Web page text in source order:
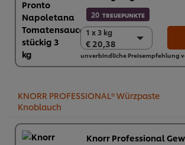
20 TREUEPUNKTE
1 x 3 kg
€ 20,38
1 x 3 kg
€ 20,38
4 x 3 kg
€ 81,52
unverbindliche Preisempfehlung
KNORR PROFESSIONAL® Würzpaste
Knoblauch
Knorr Professional